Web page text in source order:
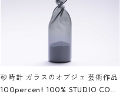
砂時計 ガラスのオブジェ 芸術作品
100percent 100% STUDIO COH